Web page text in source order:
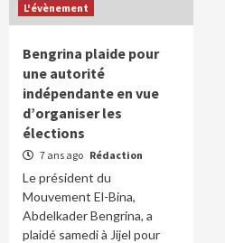
L'évènement
Bengrina plaide pour
une autorité
indépendante en vue
d’organiser les
élections
7 ans ago Rédaction
Le président du
Mouvement El-Bina,
Abdelkader Bengrina, a
plaidé samedi à Jijel pour